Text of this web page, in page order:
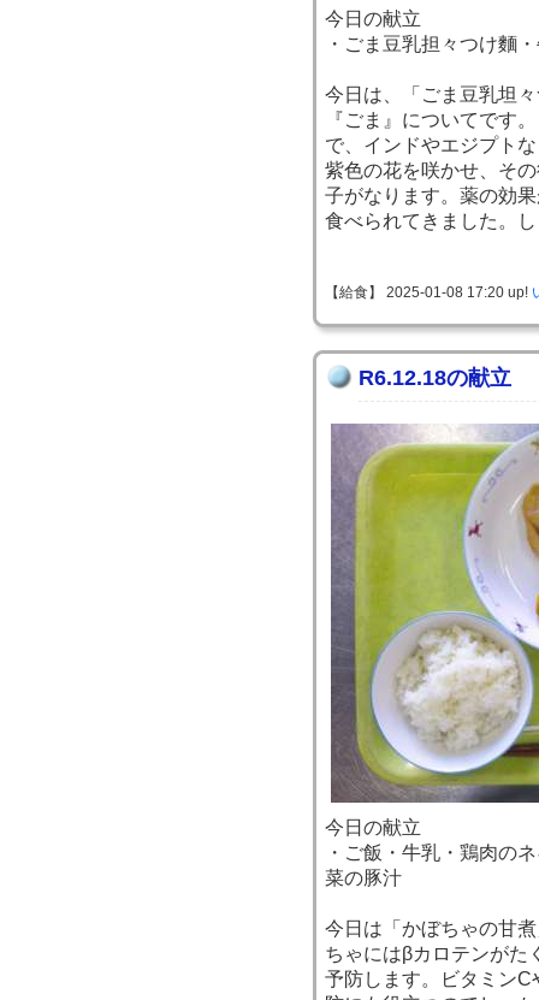
今日の献立
・ごま豆乳担々つけ麵
今日は、「ごま豆乳坦
『ごま』についてです
で、インドやエジプト
紫色の花を咲かせ、そ
子がなります。薬の効
食べられてきました。
【給食】 2025-01-08 17:20 up!
R6.12.18の献立
今日の献立
・ご飯・牛乳・鶏肉の
菜の豚汁
今日は「かぼちゃの甘
ちゃにはβカロテンがた
予防します。ビタミン